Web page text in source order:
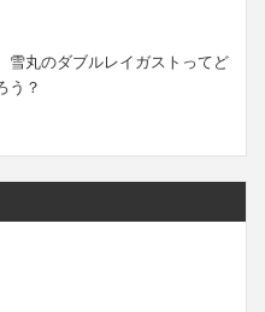
雪丸のダブルレイガストってど
う？